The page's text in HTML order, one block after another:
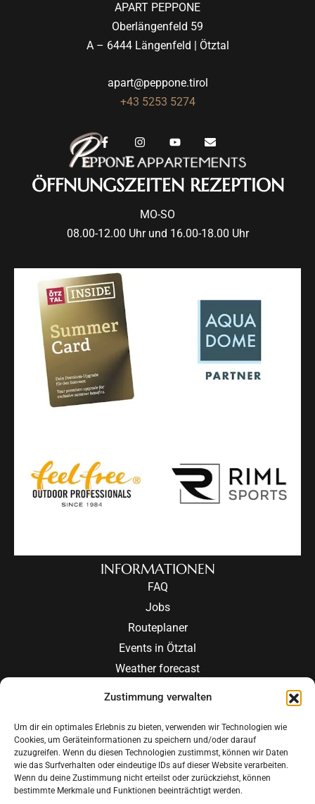
Zustimmung verwalten
Um dir ein optimales Erlebnis zu bieten, verwenden wir Technologien wie
Cookies, um Geräteinformationen zu speichern und/oder darauf
zuzugreifen. Wenn du diesen Technologien zustimmst, können wir Daten
wie das Surfverhalten oder eindeutige IDs auf dieser Website verarbeiten.
Wenn du deine Zustimmung nicht erteilst oder zurückziehst, können
bestimmte Merkmale und Funktionen beeinträchtigt werden.
APART PEPPONE
Oberlängenfeld 59
A – 6444 Längenfeld | Ötztal
apart@peppone.tirol
+43 5253 5274
ÖFFNUNGSZEITEN REZEPTION
MO-SO
08.00-12.00 Uhr und 16.00-18.00 Uhr
INFORMATIONEN
FAQ
Jobs
Routeplaner
Events in Ötztal
Weather forecast
JETZT BUCHEN